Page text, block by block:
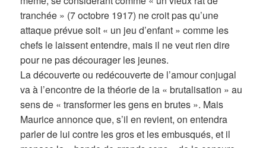
tranchée » (7 octobre 1917) ne croit pas qu’une
attaque prévue soit « un jeu d’enfant » comme les
chefs le laissent entendre, mais il ne veut rien dire
pour ne pas décourager les jeunes.
La découverte ou redécouverte de l’amour conjugal
va à l’encontre de la théorie de la « brutalisation » au
sens de « transformer les gens en brutes ». Mais
Maurice annonce que, s’il en revient, on entendra
parler de lui contre les gros et les embusqués, et il